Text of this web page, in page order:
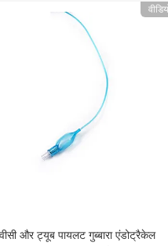
और ट्यूब पायलट गुब्बारा एंडोट्रैकेल